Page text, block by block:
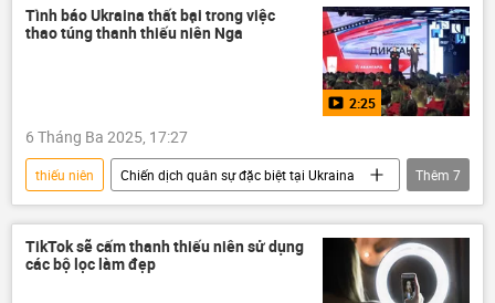
bệnh viện
Tình báo Ukraina thất bại trong việc
thao túng thanh thiếu niên Nga
2:25
6 Tháng Ba 2025, 17:27
thiếu niên
Chiến dịch quân sự đặc biệt tại Ukraina
Cuộc khủng hoảng ở Ukraina
Ukraina
Video từ Ukraina
Nga
thanh niên
Thế giới
tình báo
Thêm 7
TikTok sẽ cấm thanh thiếu niên sử dụng
các bộ lọc làm đẹp